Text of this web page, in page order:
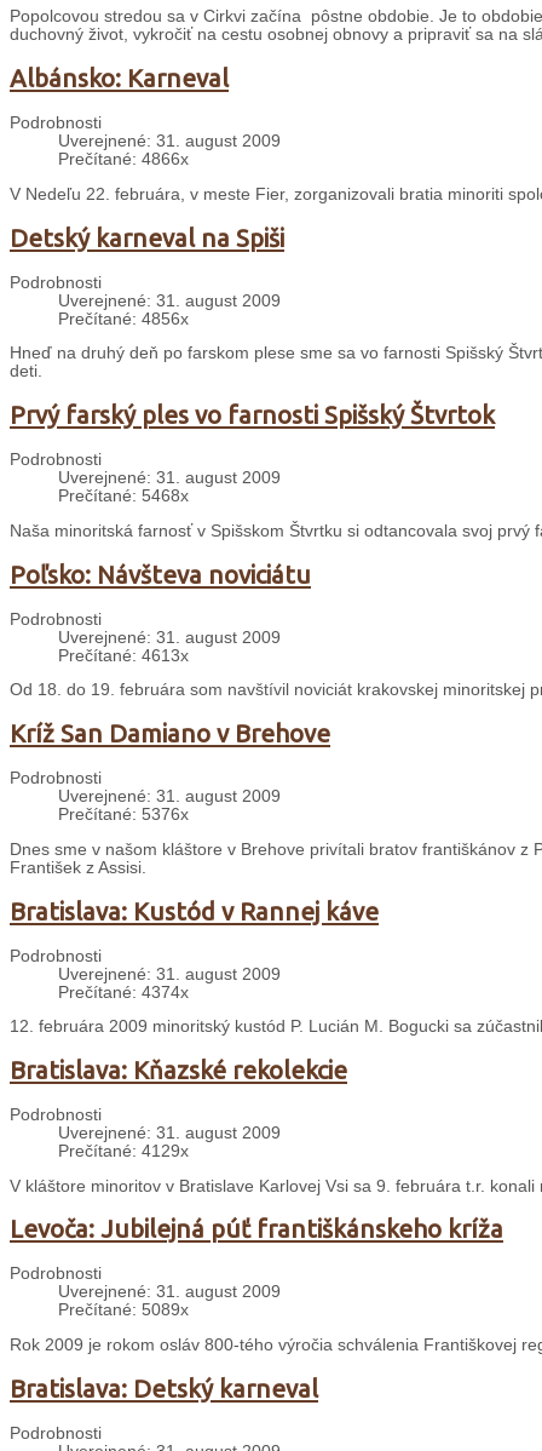
Popolcovou stredou sa v Cirkvi začína pôstne obdobie. Je to
duchovný život, vykročiť na cestu osobnej obnovy a pripraviť sa na
Albánsko: Karneval
Podrobnosti
Uverejnené: 31. august 2009
Prečítané: 4866x
V Nedeľu 22. februára, v meste Fier, zorganizovali bratia minoriti
Detský karneval na Spiši
Podrobnosti
Uverejnené: 31. august 2009
Prečítané: 4856x
Hneď na druhý deň po farskom plese sme sa vo farnosti Spišský
deti.
Prvý farský ples vo farnosti Spišský Štvrtok
Podrobnosti
Uverejnené: 31. august 2009
Prečítané: 5468x
Naša minoritská farnosť v Spišskom Štvrtku si odtancovala svoj
Poľsko: Návšteva noviciátu
Podrobnosti
Uverejnené: 31. august 2009
Prečítané: 4613x
Od 18. do 19. februára som navštívil noviciát krakovskej minoritskej
Kríž San Damiano v Brehove
Podrobnosti
Uverejnené: 31. august 2009
Prečítané: 5376x
Dnes sme v našom kláštore v Brehove privítali bratov františkánov
František z Assisi.
Bratislava: Kustód v Rannej káve
Podrobnosti
Uverejnené: 31. august 2009
Prečítané: 4374x
12. februára 2009 minoritský kustód P. Lucián M. Bogucki sa
Bratislava: Kňazské rekolekcie
Podrobnosti
Uverejnené: 31. august 2009
Prečítané: 4129x
V kláštore minoritov v Bratislave Karlovej Vsi sa 9. februára t.r.
Levoča: Jubilejná púť františkánskeho kríža
Podrobnosti
Uverejnené: 31. august 2009
Prečítané: 5089x
Rok 2009 je rokom osláv 800-tého výročia schválenia Františkovej
Bratislava: Detský karneval
Podrobnosti